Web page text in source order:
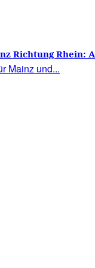
Richtung Rhein:
die Mainzer